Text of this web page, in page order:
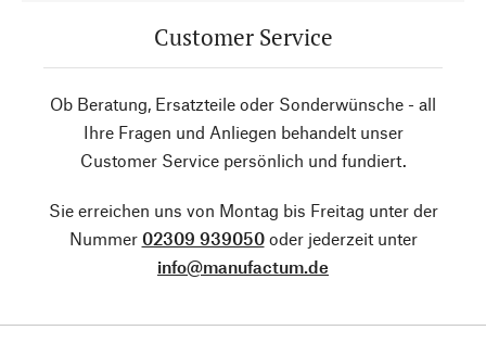
Customer Service
Ob Beratung, Ersatzteile oder Sonderwünsche - all
Ihre Fragen und Anliegen behandelt unser
Customer Service persönlich und fundiert.
Sie erreichen uns von Montag bis Freitag unter der
Nummer 02309 939050oder jederzeit unter
info@manufactum.de